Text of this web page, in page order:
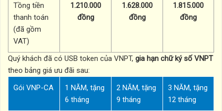
Tồng tiền
thanh toán
(đã gồm
VAT)
1.210.000
đồng
1.628.000
đồng
1.815.000
đồng
Quý khách đã có USB token của VNPT, gia hạn chữ ký số VNPT
theo bảng giá ưu đãi sau:
Gói VNP-CA
1 NĂM, tặng
6 tháng
2 NĂM, tặng
9 tháng
3 NĂM, tặng
12 tháng